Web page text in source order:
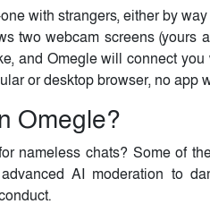
with strangers, either by
two webcam screens (yours
and Omegle will connect
or desktop browser, no app
Omegle?
nameless chats? Some of
AI moderation to